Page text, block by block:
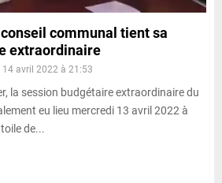
conseil communal tient sa
extraordinaire
14 avril 2022 à 21:53
la session budgétaire extraordinaire du
eu lieu mercredi 13 avril 2022 à
de...